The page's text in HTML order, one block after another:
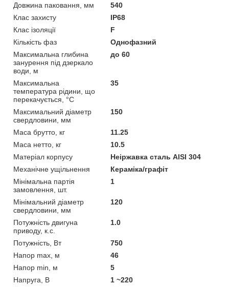
Довжина паковання, мм
540
Клас захисту
IP68
Клас ізоляції
F
Кількість фаз
Однофазний
Максимальна глибина
занурення під дзеркало
води, м
до 60
Максимальна
температура рідини, що
перекачується, °C
35
Максимальний діаметр
свердловини, мм
150
Маса брутто, кг
11.25
Маса нетто, кг
10.5
Матеріал корпусу
Неіржавка сталь AISI 304
Механічне ущільнення
Кераміка/графіт
Мінімальна партія
замовлення, шт.
1
Мінімальний діаметр
свердловини, мм
120
Потужність двигуна
приводу, к.с.
1.0
Потужність, Вт
750
Напор max, м
46
Напор min, м
5
Напруга, В
1 ~220